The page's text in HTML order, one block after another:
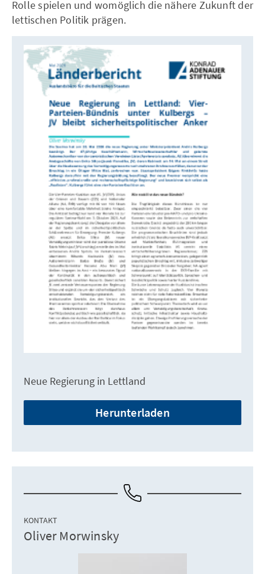
Rolle spielen und womöglich die nähere Zukunft der
lettischen Politik prägen.
Neue Regierung in Lettland
Herunterladen
KONTAKT
Oliver Morwinsky